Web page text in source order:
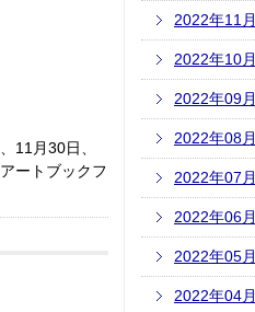
11月30日、
ートブックフ
2022年11月
2022年10月
2022年09月
2022年08月
2022年07月
2022年06月
2022年05月
2022年04月